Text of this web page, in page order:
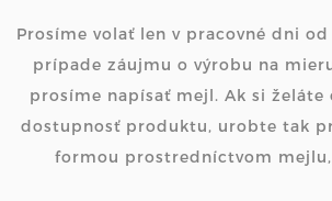
Prosíme volať len v pracovné dni od
prípade záujmu o výrobu na
prosíme napísať mejl. Ak si želáte
dostupnosť produktu, urobte tak
formou prostredníctvom mejlu,